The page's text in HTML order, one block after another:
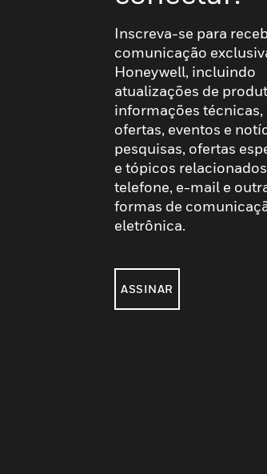
Inscreva-se para
comunicação
Honeywell, incluindo
atualizações de
informações técnicas,
ofertas, eventos e
pesquisas, ofertas
e tópicos
telefone, e-mail e
formas de
eletrônica.
ASSINAR